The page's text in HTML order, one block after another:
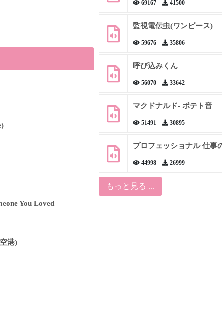
You Loved
港)
69167 41500
監視電伝虫(ワンピース)
59676 35806
呼び込みくん
56070 33642
マクドナルド- ポテト音
51491 30895
プロフェッショナル 仕事
44998 26999
もっと見る ...